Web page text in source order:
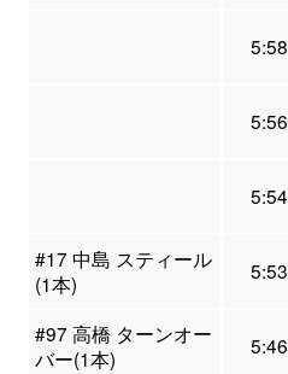
5:58
5:56
5:54
#17 中島 スティール
(1本)
5:53
#97 高橋 ターンオー
バー(1本)
5:46